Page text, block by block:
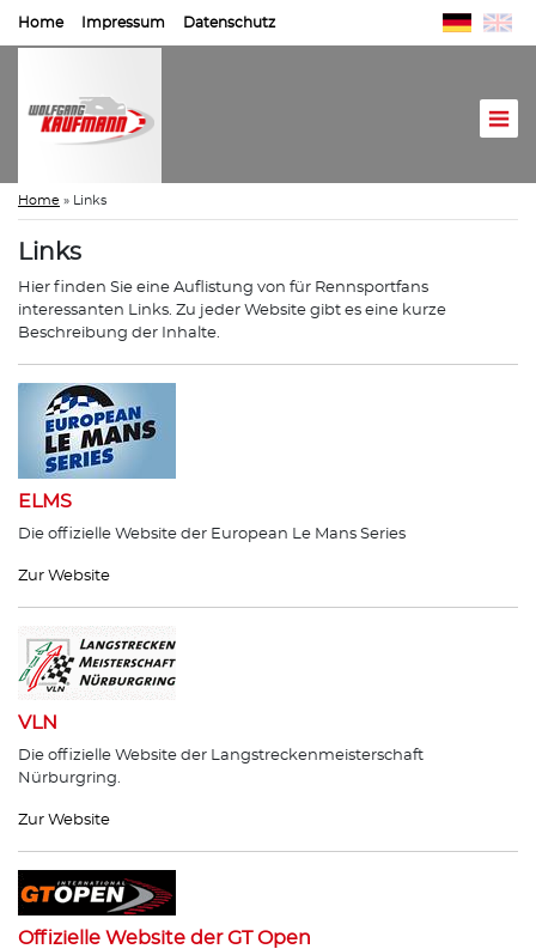
Home Impressum Datenschutz
Home » Links
Links
Hier finden Sie eine Auflistung von für Rennsportfans
interessanten Links. Zu jeder Website gibt es eine kurze
Beschreibung der Inhalte.
ELMS
Die offizielle Website der European Le Mans Series
Zur Website
VLN
Die offizielle Website der Langstreckenmeisterschaft
Nürburgring.
Zur Website
Offizielle Website der GT Open